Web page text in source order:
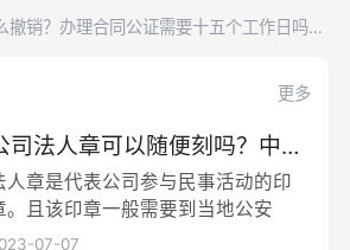
合同公证需要
点
证处即可办理。
手相决定一个
线条。如果两条
撤销？办理合同公证需要十五个工作日吗？
？
展2149亿元7天期逆回购操作 更多
司法人章可以随便刻吗？中华
民共和国公司法第三条的内容
什么？ 天天热闻
人章是代表公司参与民事活动的印
。且该印章一般需要到当地公安
07-07